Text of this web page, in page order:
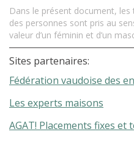
Dans le présent document,
des personnes sont pris au
valeur d’un féminin et d’un
Sites partenaires:
Fédération vaudoise des
Les experts maisons
AGAT! Placements fixes et